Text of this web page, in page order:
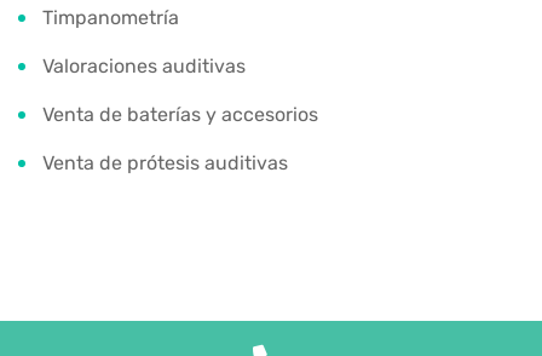
Timpanometría
Valoraciones auditivas
Venta de baterías y accesorios
Venta de prótesis auditivas